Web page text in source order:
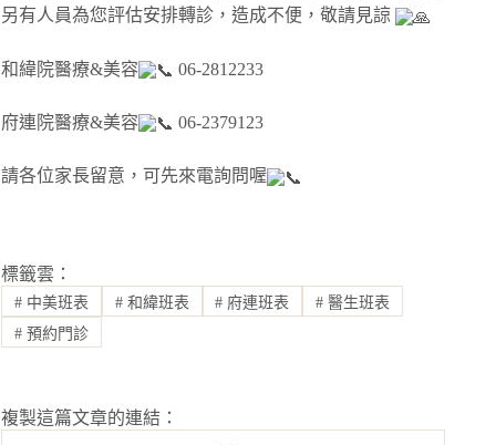
另有人員為您評估安排轉診，造成不便，敬請見諒
和緯院醫療&美容 06-2812233
府連院醫療&美容 06-2379123
請各位家長留意，可先來電詢問喔
標籤雲：
#中美班表 #和緯班表 # 府連班表 # 醫生班表
#預約門診
複製這篇文章的連結：